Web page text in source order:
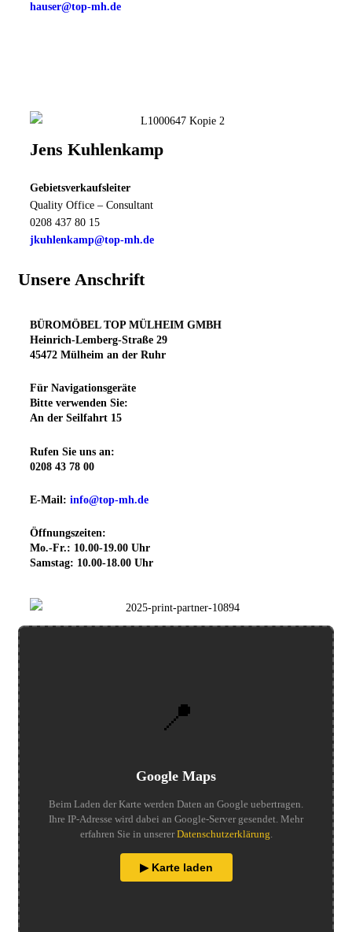
hauser@top-mh.de
Jens Kuhlenkamp
Gebietsverkaufsleiter
Quality Office – Consultant
0208 437 80 15
jkuhlenkamp@top-mh.de
Unsere Anschrift
BÜROMÖBEL TOP MÜLHEIM GMBH
Heinrich-Lemberg-Straße 29
45472 Mülheim an der Ruhr
Für Navigationsgeräte
Bitte verwenden Sie:
An der Seilfahrt 15
Rufen Sie uns an:
0208 43 78 00
E-Mail: info@top-mh.de
Öffnungszeiten:
Mo.-Fr.: 10.00-19.00 Uhr
Samstag: 10.00-18.00 Uhr
📍
Google Maps
Beim Laden der Karte werden Daten an Google uebertragen.
Ihre IP-Adresse wird dabei an Google-Server gesendet. Mehr
erfahren Sie in unserer Datenschutzerklärung.
▶ Karte laden